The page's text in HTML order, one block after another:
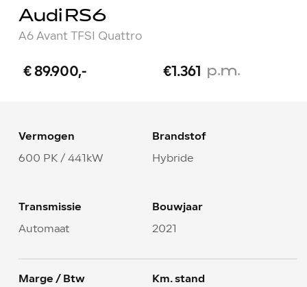
Audi RS6
A6 Avant TFSI Quattro
€ 89.900,- €1.361 p.m.
Vermogen
600 PK / 441kW
Brandstof
Hybride
Transmissie
Automaat
Bouwjaar
2021
Marge / Btw
Km. stand